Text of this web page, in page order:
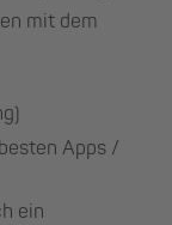
mit dem
Apps /
ein